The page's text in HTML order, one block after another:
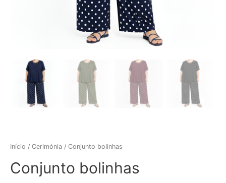
Início / Cerimónia / Conjunto bolinhas
Conjunto bolinhas